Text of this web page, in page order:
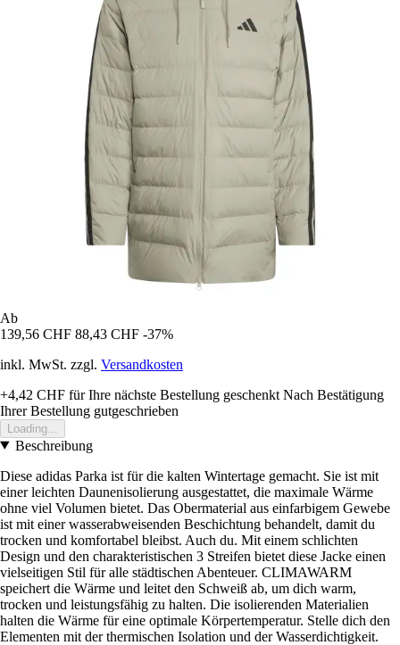
Ab
139,56 CHF 88,43 CHF -37%
inkl. MwSt. zzgl. Versandkosten
+4,42 CHF für Ihre nächste Bestellung geschenkt Nach Bestätigung
Ihrer Bestellung gutgeschrieben
Loading...
Beschreibung
Diese adidas Parka ist für die kalten Wintertage gemacht. Sie ist mit
einer leichten Daunenisolierung ausgestattet, die maximale Wärme
ohne viel Volumen bietet. Das Obermaterial aus einfarbigem Gewebe
ist mit einer wasserabweisenden Beschichtung behandelt, damit du
trocken und komfortabel bleibst. Auch du. Mit einem schlichten
Design und den charakteristischen 3 Streifen bietet diese Jacke einen
vielseitigen Stil für alle städtischen Abenteuer. CLIMAWARM
speichert die Wärme und leitet den Schweiß ab, um dich warm,
trocken und leistungsfähig zu halten. Die isolierenden Materialien
halten die Wärme für eine optimale Körpertemperatur. Stelle dich den
Elementen mit der thermischen Isolation und der Wasserdichtigkeit.